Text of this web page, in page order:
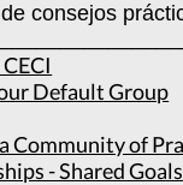
consejos
Default Group
Community of
- Shared